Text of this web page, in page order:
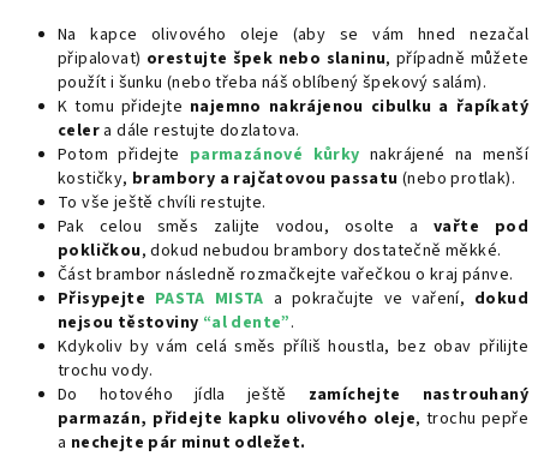
Na kapce olivového oleje (aby se vám hned nezačal
připalovat) orestujte špek nebo slaninu, případně můžete
použít i šunku (nebo třeba náš oblíbený špekový salám).
K tomu přidejte najemno nakrájenou cibulku a řapíkatý
celer a dále restujte dozlatova.
Potom přidejte parmazánové kůrky nakrájené na menší
kostičky, brambory a rajčatovou passatu (nebo protlak).
To vše ještě chvíli restujte.
Pak celou směs zalijte vodou, osolte avařte pod
pokličkou, dokud nebudou brambory dostatečně měkké.
Část brambor následně rozmačkejte vařečkou o kraj pánve.
Přisypejte PASTA MISTA a pokračujte ve vaření, dokud
nejsou těstoviny “al dente”.
Kdykoliv by vám celá směs příliš houstla, bez obav přilijte
trochu vody.
Do hotového jídla ještě zamíchejte nastrouhaný
parmazán, přidejte kapku olivového oleje, trochu pepře
a nechejte pár minut odležet.